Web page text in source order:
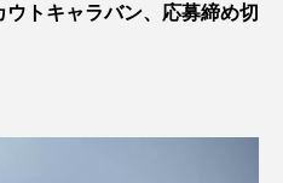
トキャラバン、応募締め切